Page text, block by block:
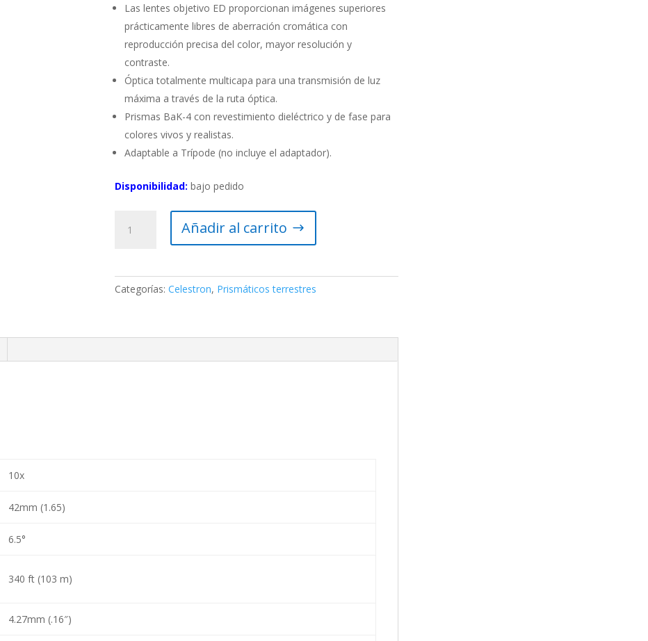
Las lentes objetivo ED proporcionan imágenes superiores
prácticamente libres de aberración cromática con
reproducción precisa del color, mayor resolución y
contraste.
Óptica totalmente multicapa para una transmisión de luz
máxima a través de la ruta óptica.
Prismas BaK-4 con revestimiento dieléctrico y de fase para
colores vivos y realistas.
Adaptable a Trípode (no incluye el adaptador).
Disponibilidad: bajo pedido
TrailSeeker
cantidad
Añadir al carrito
Categorías: Celestron, Prismáticos terrestres
10x
42mm (1.65)
6.5°
340 ft (103 m)
4.27mm (.16″)